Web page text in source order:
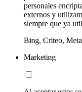
personales
externos y
siempre que ya
Bing, Criteo,
Marketing